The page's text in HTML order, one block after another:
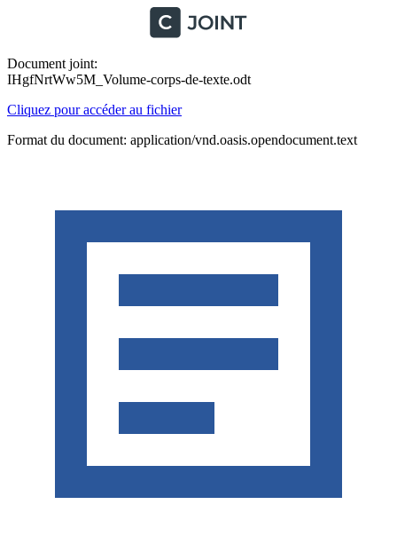
Document joint:
IHgfNrtWw5M_Volume-corps-de-texte.odt
Cliquez pour accéder au fichier
Format du document: application/vnd.oasis.opendocument.text